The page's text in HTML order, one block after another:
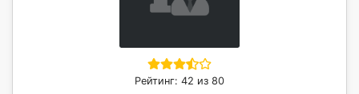
Рейтинг: 42 из 80